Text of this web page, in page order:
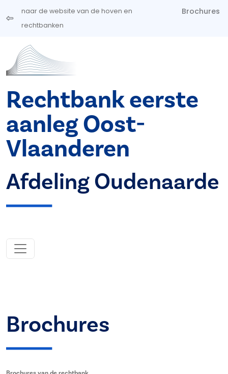
Overslaan en naar de inhoud gaan
naar de website van de hoven en
rechtbanken
Brochures
Rechtbank eerste
aanleg Oost-
Vlaanderen
Afdeling Oudenaarde
Brochures